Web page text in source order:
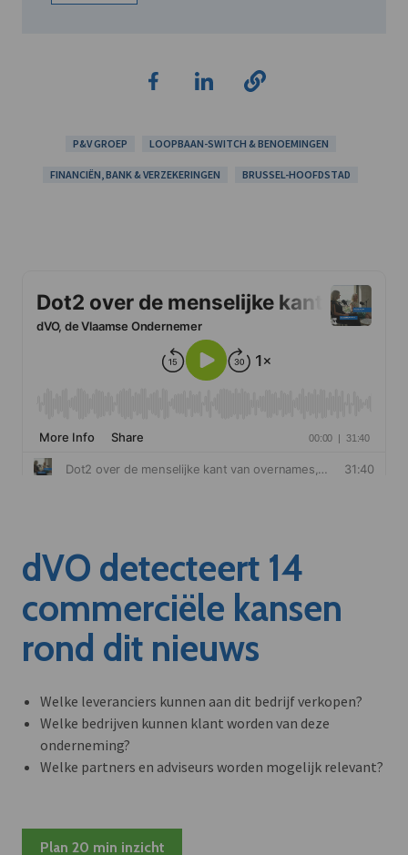
P&V GROEP LOOPBAAN-SWITCH & BENOEMINGEN
FINANCIËN, BANK & VERZEKERINGEN BRUSSEL-HOOFDSTAD
dVO detecteert 14
commerciële kansen
rond dit nieuws
Welke leveranciers kunnen aan dit bedrijf verkopen?
Welke bedrijven kunnen klant worden van deze
onderneming?
Welke partners en adviseurs worden mogelijk relevant?
Plan 20 min inzicht